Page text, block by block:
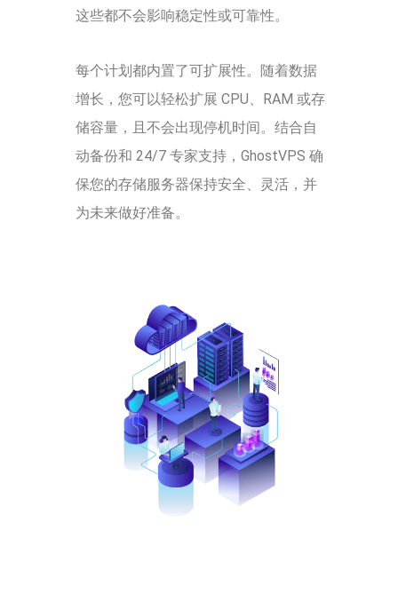
这些都不会影响稳定性或可靠性。
每个计划都内置了可扩展性。随着数据
增长，您可以轻松扩展 CPU、RAM 或存
储容量，且不会出现停机时间。结合自
动备份和 24/7 专家支持，GhostVPS 确
保您的存储服务器保持安全、灵活，并
为未来做好准备。